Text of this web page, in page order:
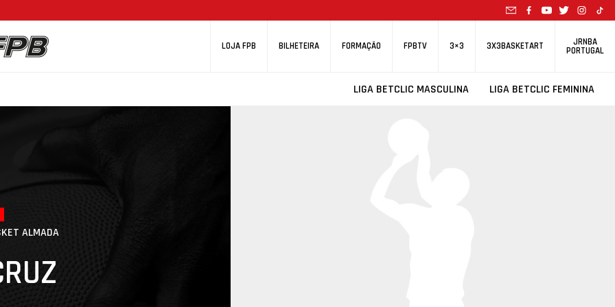
LOJA FPB BILHETEIRA FORMAÇÃO FPBTV 3×3 3X3BASKETART JRNBA
PORTUGAL
LIGA BETCLIC MASCULINA LIGA BETCLIC FEMININA
ALMADA